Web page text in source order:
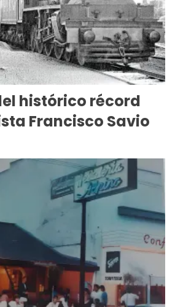
histórico récord
Francisco Savio